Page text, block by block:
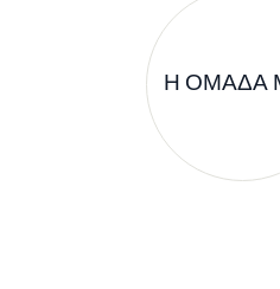
Η ΟΜΑΔΑ